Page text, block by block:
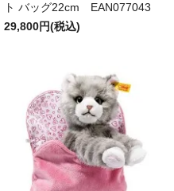
ト バッグ22cm EAN077043
29,800円(税込)